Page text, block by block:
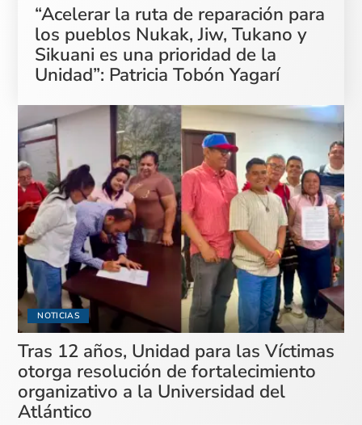
“Acelerar la ruta de reparación para
los pueblos Nukak, Jiw, Tukano y
Sikuani es una prioridad de la
Unidad”: Patricia Tobón Yagarí
NOTICIAS
Tras 12 años, Unidad para las Víctimas
otorga resolución de fortalecimiento
organizativo a la Universidad del
Atlántico